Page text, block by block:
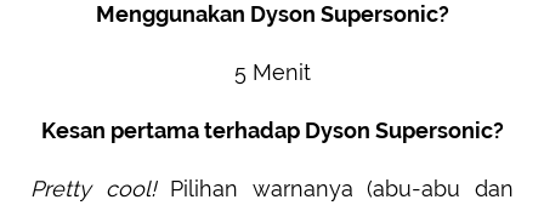
Menggunakan Dyson Supersonic?
5 Menit
Kesan pertama terhadap Dyson Supersonic?
Pretty cool!Pilihan warnanya (abu-abu dan